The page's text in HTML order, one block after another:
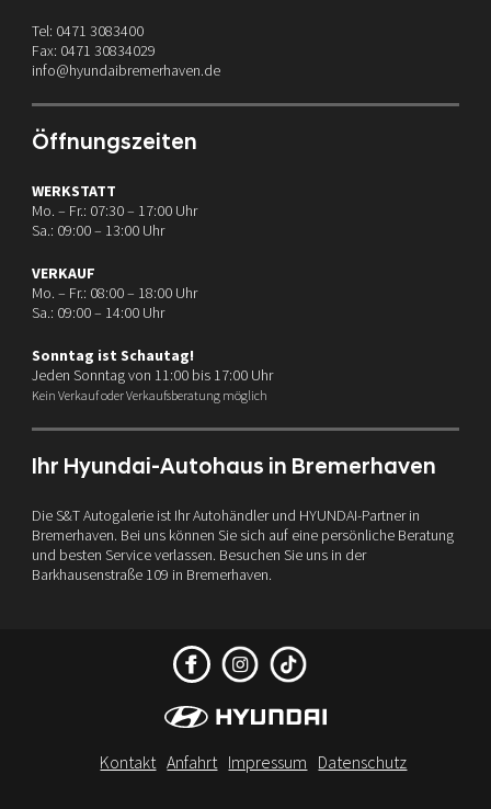
Tel: 0471 3083400
Fax: 0471 30834029
info@hyundaibremerhaven.de
Öffnungszeiten
WERKSTATT
Mo. – Fr.: 07:30 – 17:00 Uhr
Sa.: 09:00 – 13:00 Uhr
VERKAUF
Mo. – Fr.: 08:00 – 18:00 Uhr
Sa.: 09:00 – 14:00 Uhr
Sonntag ist Schautag!
Jeden Sonntag von 11:00 bis 17:00 Uhr
Kein Verkauf oder Verkaufsberatung möglich
Ihr Hyundai-Autohaus in Bremerhaven
Die S&T Autogalerie ist Ihr Autohändler und HYUNDAI-Partner in
Bremerhaven. Bei uns können Sie sich auf eine persönliche Beratung
und besten Service verlassen. Besuchen Sie uns in der
Barkhausenstraße 109 in Bremerhaven.
Kontakt Anfahrt Impressum Datenschutz